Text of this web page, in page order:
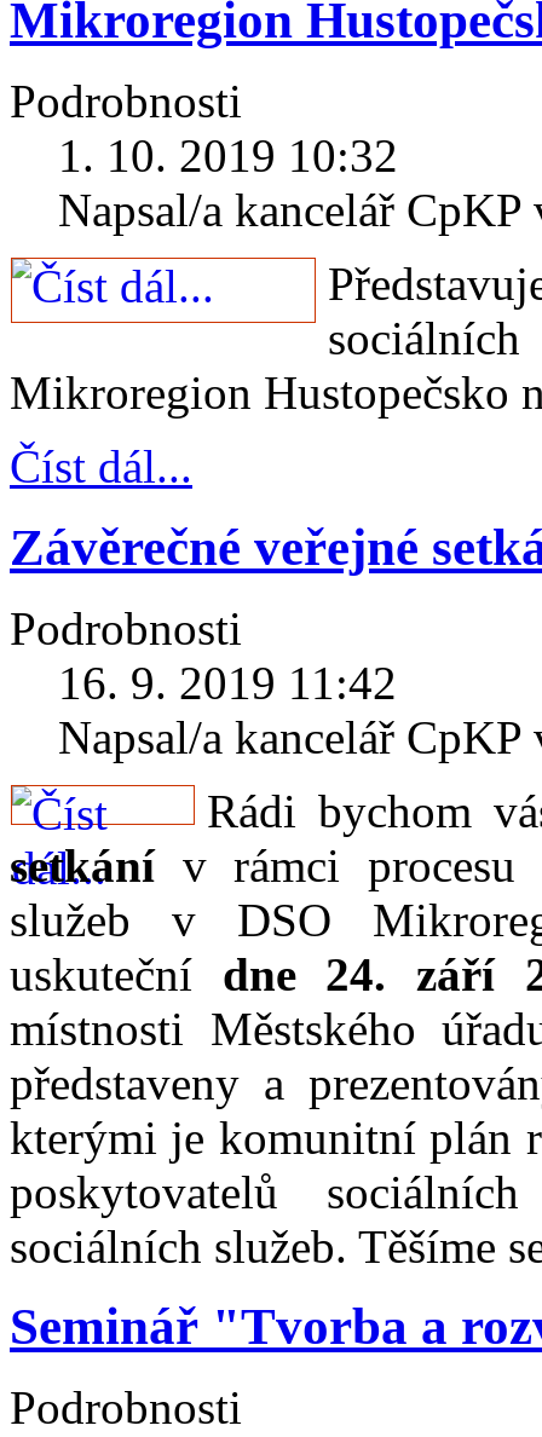
Mikroregion
Podrobnosti
1. 10. 2019 10:32
Napsal/a kancelář
Mikroregion Hustopečsko
Číst dál...
Závěrečné veřejné
Podrobnosti
16. 9. 2019 11:42
Napsal/a kancelář
Rádi bychom
setkánív rámci procesu
služeb v DSO
uskuteční dne 24. září
místnosti Městského
představeny a
kterými je komunitní plán
poskytovatelů
sociálních služeb. Těšíme
Seminář "Tvorba a
Podrobnosti